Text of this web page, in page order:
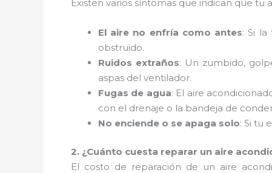
Existen varios síntomas que indican que
El aire no enfría como antes: Si
obstruido.
Ruidos extraños: Un zumbido,
aspas del ventilador.
Fugas de agua: El aire
con el drenaje o la bandeja de
No enciende o se apaga solo: Si tu
2. ¿Cuánto cuesta reparar un aire
El costo de reparación de un aire